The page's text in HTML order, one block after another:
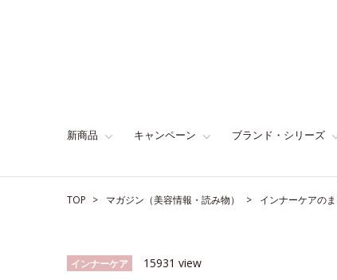
新商品 キャンペーン ブランド・シリーズ
TOP マガジン（美容情報・読み物） インナーケアの
インナーケア 15931 view